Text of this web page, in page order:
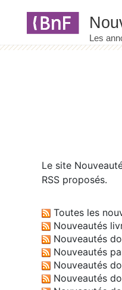
Le site
RSS proposés.
Toutes les
Nouveautés
Nouveautés
Nouveautés
Nouveautés
Nouveautés